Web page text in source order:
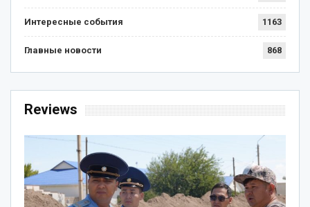
Интересные события 1163
Главные новости 868
Reviews